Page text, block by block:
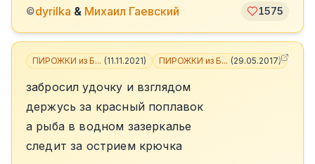
©dyrilka & Михаил Гаевский 1575
ПИРОЖКИ из Б... (11.11.2021) ПИРОЖКИ из Б... (29.05.2017)
забросил удочку и взглядом
держусь за красный поплавок
а рыба в водном зазеркалье
следит за острием крючка